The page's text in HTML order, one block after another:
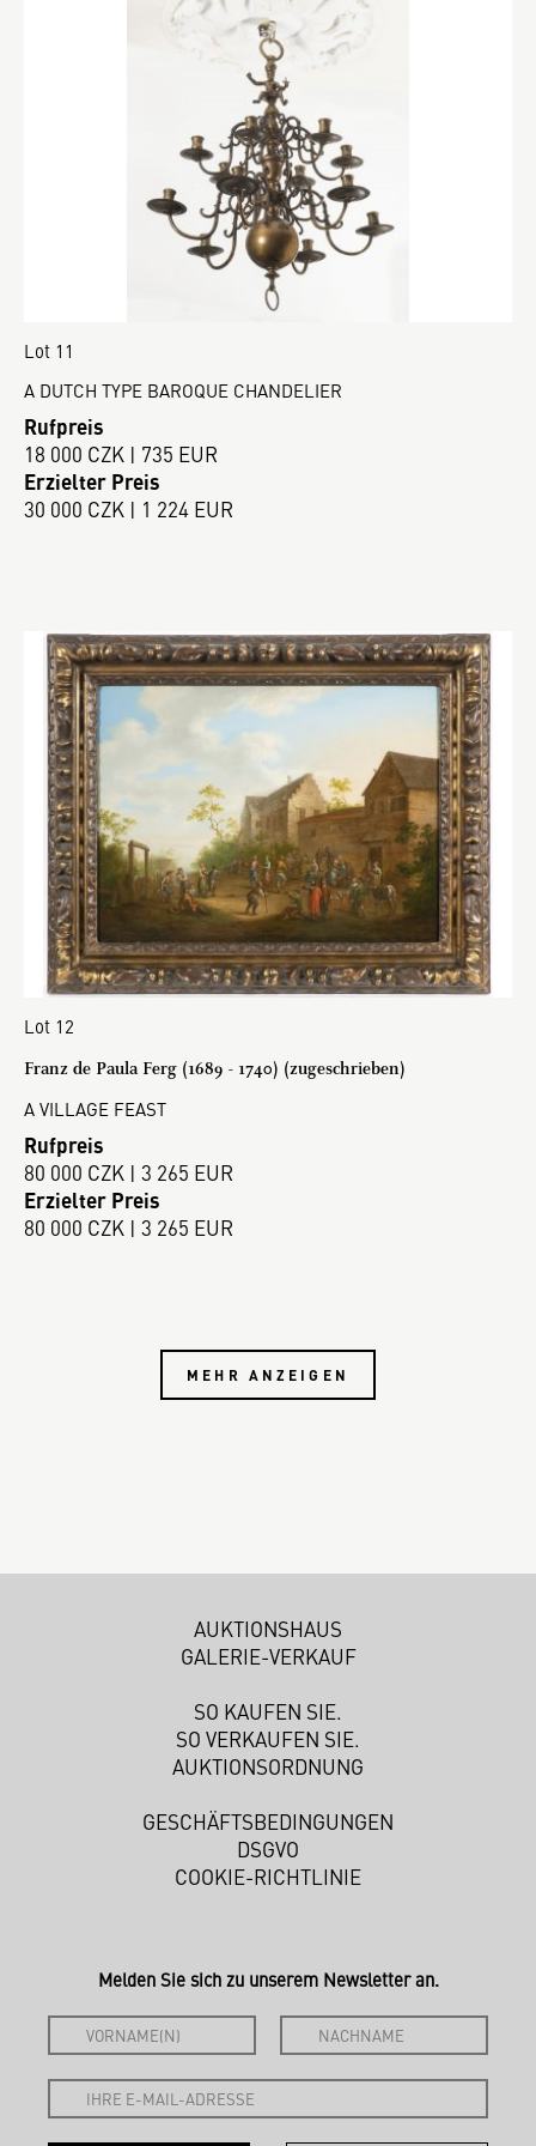
Lot 11
A DUTCH TYPE BAROQUE CHANDELIER
Rufpreis
18 000 CZK | 735 EUR
Erzielter Preis
30 000 CZK | 1 224 EUR
Lot 12
Franz de Paula Ferg (1689 - 1740) (zugeschrieben)
A VILLAGE FEAST
Rufpreis
80 000 CZK | 3 265 EUR
Erzielter Preis
80 000 CZK | 3 265 EUR
MEHR ANZEIGEN
AUKTIONSHAUS
GALERIE-VERKAUF
SO KAUFEN SIE.
SO VERKAUFEN SIE.
AUKTIONSORDNUNG
GESCHÄFTSBEDINGUNGEN
DSGVO
COOKIE-RICHTLINIE
Melden Sie sich zu unserem Newsletter an.